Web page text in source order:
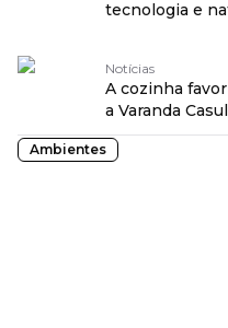
tecnologia e
Notícias
A cozinha
a Varanda
Ambientes